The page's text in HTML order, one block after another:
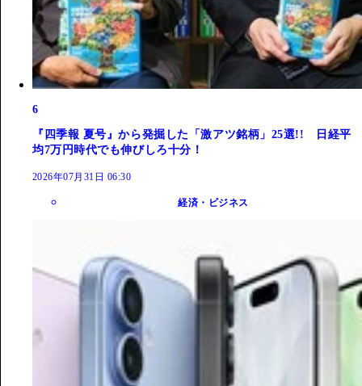
6
『四季報 夏号』から発掘した「激アツ銘柄」25選!! 日経平
均7万円時代でも伸びしろ十分！
2026年07月31日 06:30
経済・ビジネス